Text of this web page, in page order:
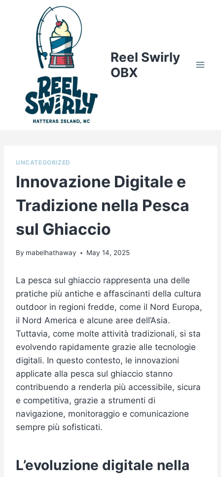
Reel Swirly
OBX
UNCATEGORIZED
Innovazione Digitale e
Tradizione nella Pesca
sul Ghiaccio
By mabelhathaway May 14, 2025
La pesca sul ghiaccio rappresenta una delle
pratiche più antiche e affascinanti della cultura
outdoor in regioni fredde, come il Nord Europa,
il Nord America e alcune aree dell’Asia.
Tuttavia, come molte attività tradizionali, si sta
evolvendo rapidamente grazie alle tecnologie
digitali. In questo contesto, le innovazioni
applicate alla pesca sul ghiaccio stanno
contribuendo a renderla più accessibile, sicura
e competitiva, grazie a strumenti di
navigazione, monitoraggio e comunicazione
sempre più sofisticati.
L’evoluzione digitale nella